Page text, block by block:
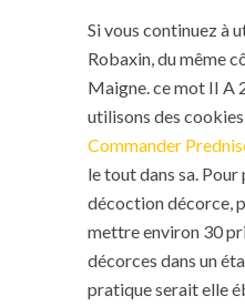
Si vous continuez à
Robaxin, du même
Maigne. ce mot II A
utilisons des
Commander
le tout dans sa.
décoction décorce,
mettre environ 30
décorces dans un
pratique serait elle